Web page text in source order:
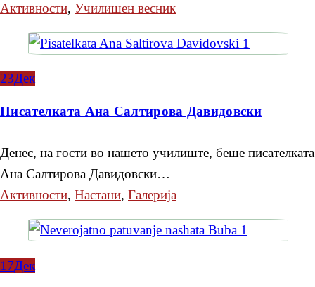
Активности, Училишен весник
23Дек
Писателката Ана Салтирова Давидовски
Денес, на гости во нашето училиште, беше писателката
Ана Салтирова Давидовски…
Активности, Настани, Галерија
17Дек